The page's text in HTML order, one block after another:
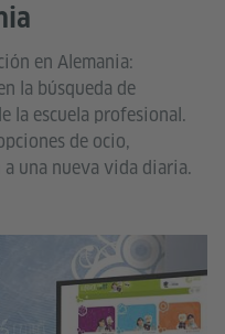
en Alemania:
la búsqueda de
la escuela profesional.
de ocio,
una nueva vida diaria.